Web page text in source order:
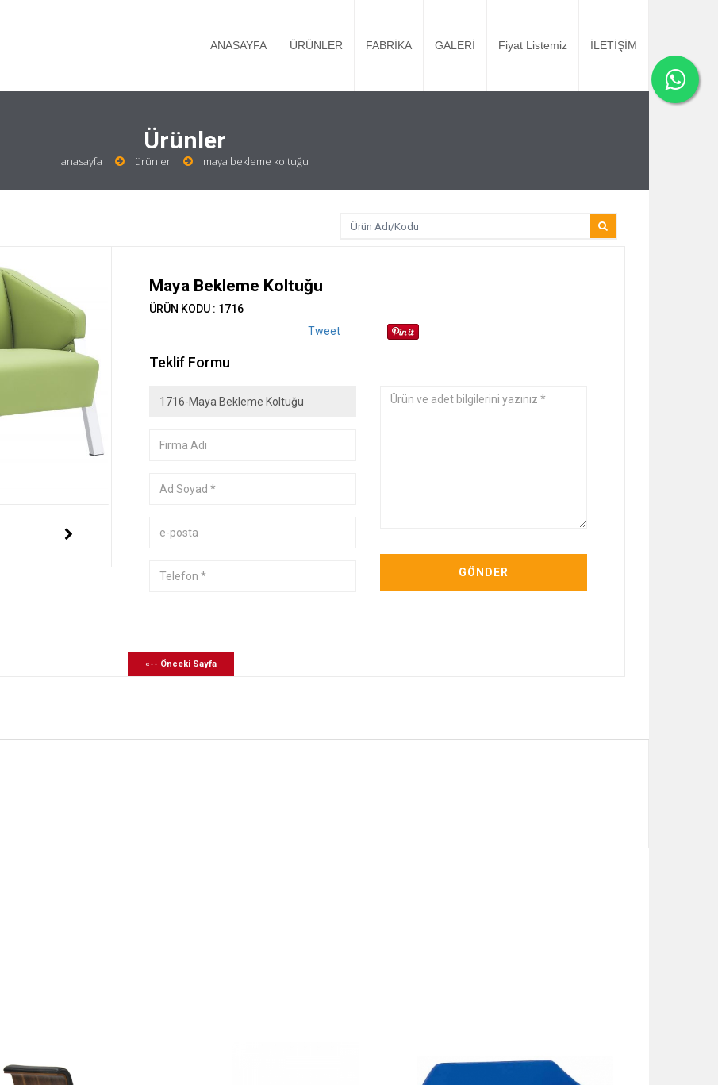
ANASAYFA ÜRÜNLER FABRİKA GALERİ Fiyat Listemiz İLETİŞİM
Ürünler
anasayfa ürünler maya bekleme koltuğu
Maya Bekleme Koltuğu
ÜRÜN KODU : 1716
Tweet
Teklif Formu
«-- Önceki Sayfa